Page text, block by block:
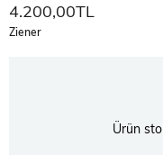
4.200,00TL
Ziener
Ürün